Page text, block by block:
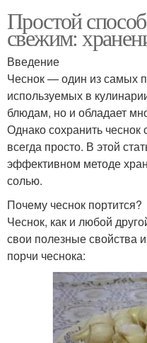
Простой
свежим:
Введение
Чеснок — один из самых
используемых в
блюдам, но и обладает
Однако сохранить
всегда просто. В этой
эффективном методе
солью.
Почему чеснок портится?
Чеснок, как и любой
свои полезные свойства
порчи чеснока: